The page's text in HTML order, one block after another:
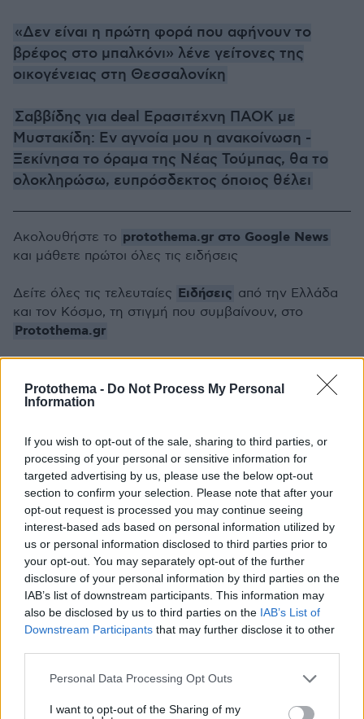
Protothema - Do Not Process My Personal
Information
If you wish to opt-out of the sale, sharing to third parties, or
processing of your personal or sensitive information for
targeted advertising by us, please use the below opt-out
section to confirm your selection. Please note that after your
opt-out request is processed you may continue seeing
interest-based ads based on personal information utilized by
us or personal information disclosed to third parties prior to
your opt-out. You may separately opt-out of the further
disclosure of your personal information by third parties on the
IAB’s list of downstream participants. This information may
also be disclosed by us to third parties on the IAB’s List of
Downstream Participants that may further disclose it to other
Please note that this website/app uses one or more Google
not limited to your visit or usage behaviour. You may click to
Personal Data Processing Opt Outs
I want to opt-out of the Sharing of my
«Δεν είναι η πρώτη φορά που αφήνουν το
βρέφος στο μπαλκόνι» λένε γείτονες της
οικογένειας στη Θεσσαλονίκη
Σαββίδης για deal Ερασιτέχνη ΠΑΟΚ με
Μυστακίδη: Εν αγνοία μου η ανακοίνωση -
Ξεκίνησα το όραμα της Νέας Τούμπας, θα το
ολοκληρώσω, ευπρόσδεκτος όποιος θέλει
Ακολουθήστε το protothema.gr στο Google News
και μάθετε πρώτοι όλες τις ειδήσεις
Δείτε όλες τις τελευταίες Ειδήσεις από την Ελλάδα
και τον Κόσμο, τη στιγμή που συμβαίνουν, στο
Protothema.gr
ΣΧΟΛΙΑ
ΠΡΟΣΘΗΚΗ ΣΧΟΛΙΟΥ
ΌΝΟΜΑ *
EMAIL